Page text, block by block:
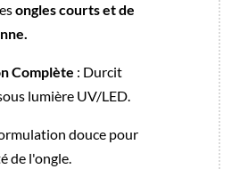
ongles courts et de
Complète : Durcit
lumière UV/LED.
douce pour
de l'ongle.